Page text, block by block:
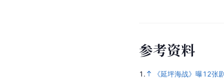
参考资料
1.
《延坪海战》曝12张